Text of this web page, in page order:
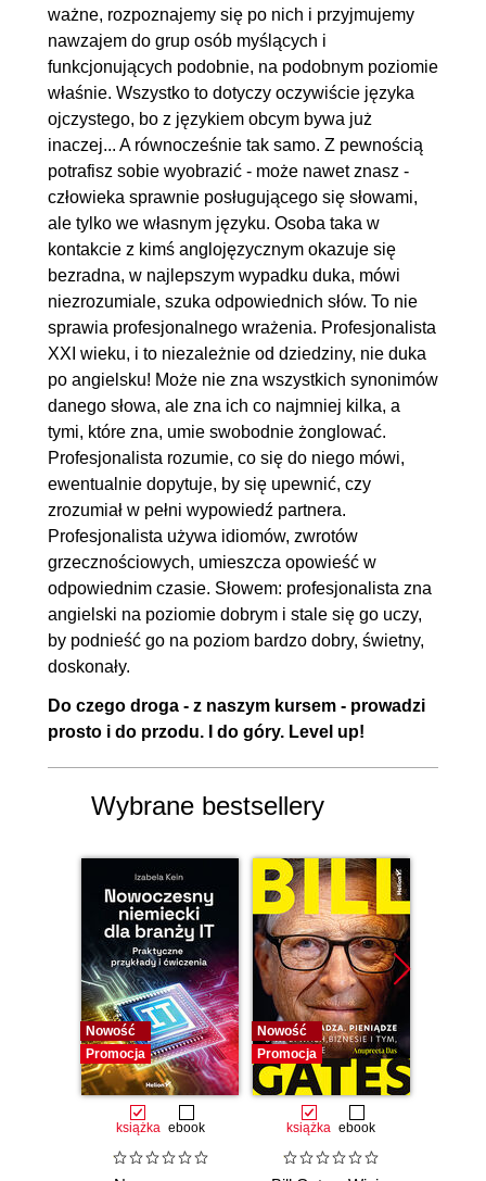
ważne, rozpoznajemy się po nich i przyjmujemy
nawzajem do grup osób myślących i
funkcjonujących podobnie, na podobnym poziomie
właśnie. Wszystko to dotyczy oczywiście języka
ojczystego, bo z językiem obcym bywa już
inaczej... A równocześnie tak samo. Z pewnością
potrafisz sobie wyobrazić - może nawet znasz -
człowieka sprawnie posługującego się słowami,
ale tylko we własnym języku. Osoba taka w
kontakcie z kimś anglojęzycznym okazuje się
bezradna, w najlepszym wypadku duka, mówi
niezrozumiale, szuka odpowiednich słów. To nie
sprawia profesjonalnego wrażenia. Profesjonalista
XXI wieku, i to niezależnie od dziedziny, nie duka
po angielsku! Może nie zna wszystkich synonimów
danego słowa, ale zna ich co najmniej kilka, a
tymi, które zna, umie swobodnie żonglować.
Profesjonalista rozumie, co się do niego mówi,
ewentualnie dopytuje, by się upewnić, czy
zrozumiał w pełni wypowiedź partnera.
Profesjonalista używa idiomów, zwrotów
grzecznościowych, umieszcza opowieść w
odpowiednim czasie. Słowem: profesjonalista zna
angielski na poziomie dobrym i stale się go uczy,
by podnieść go na poziom bardzo dobry, świetny,
doskonały.
Do czego droga - z naszym kursem - prowadzi
prosto i do przodu. I do góry. Level up!
Wybrane bestsellery
Nowość
Promocja
książka ebook
Nowość
Promocja
książka ebook